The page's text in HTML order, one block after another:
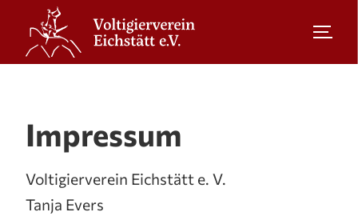
Impressum
Voltigierverein Eichstätt e. V.
Tanja Evers